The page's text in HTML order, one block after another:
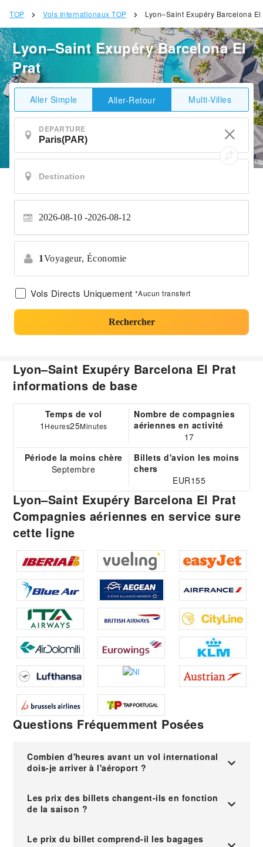
TOP Vols Internationaux TOP Lyon–Saint Exupéry Barcelona El
Lyon–Saint Exupéry Barcelona El
Prat
Aller Simple Aller-Retour Multi-Villes
DEPARTURE
2026-08-10 2026-08-12
1Voyageur, Économie
Vols Directs Uniquement *Aucun transfert
Rechercher
Lyon–Saint Exupéry Barcelona El Prat
informations de base
Temps de vol
1 Heures25Minutes
Nombre de compagnies
aériennes en activité
17
Période la moins chère
Septembre
Billets d'avion les moins
chers
EUR155
Lyon–Saint Exupéry Barcelona El Prat
Compagnies aériennes en service sure
cette ligne
Questions Fréquemment Posées
Combien d'heures avant un vol international
dois-je arriver à l'aéroport ?
Les prix des billets changent-ils en fonction
de la saison ?
Le prix du billet comprend-il les bagages